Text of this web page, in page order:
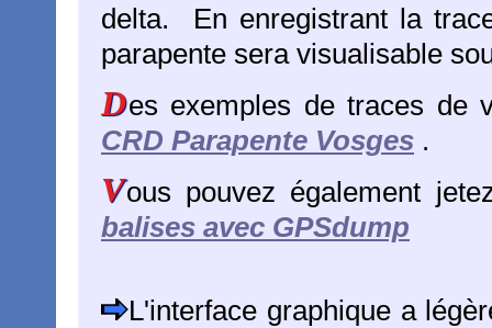
delta. En enregistrant la
parapente sera visualisable
Des exemples de traces de
CRD Parapente Vosges .
Vous pouvez également
balises avec GPSdump
L'interface graphique a